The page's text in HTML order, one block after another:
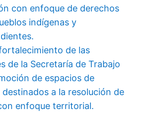
con enfoque de derechos
indígenas y
de las
de la Secretaría de Trabajo
de espacios de
a la resolución de
enfoque territorial.